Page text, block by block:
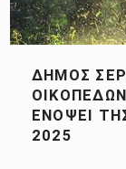
ΔΉΜΟΣ
ΕΝΌΨΕΙ
2025